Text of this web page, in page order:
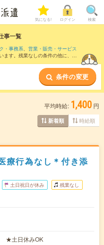
気になる! ログイン 検索
事一覧
・事務系、 営業・販売・サービス
す。残業なしの条件の他に、 交
条件の変更
平均時給: 1,400 円
新着順 時給順
療行為なし＊付き添
土日祝日が休み 残業なし
★土日休みOK